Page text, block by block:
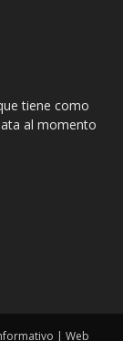
tiene como
al momento
| Web